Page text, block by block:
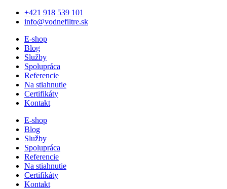
+421 918 539 101
info@vodnefiltre.sk
E-shop
Blog
Služby
Spolupráca
Referencie
Na stiahnutie
Certifikáty
Kontakt
E-shop
Blog
Služby
Spolupráca
Referencie
Na stiahnutie
Certifikáty
Kontakt